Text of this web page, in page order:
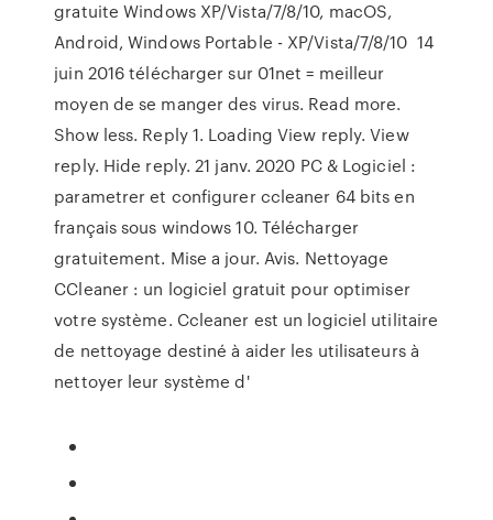
gratuite Windows XP/Vista/7/8/10, macOS,
Android, Windows Portable - XP/Vista/7/8/10 14
juin 2016 télécharger sur 01net = meilleur
moyen de se manger des virus. Read more.
Show less. Reply 1. Loading View reply. View
reply. Hide reply. 21 janv. 2020 PC & Logiciel :
parametrer et configurer ccleaner 64 bits en
français sous windows 10. Télécharger
gratuitement. Mise a jour. Avis. Nettoyage
CCleaner : un logiciel gratuit pour optimiser
votre système. Ccleaner est un logiciel utilitaire
de nettoyage destiné à aider les utilisateurs à
nettoyer leur système d'